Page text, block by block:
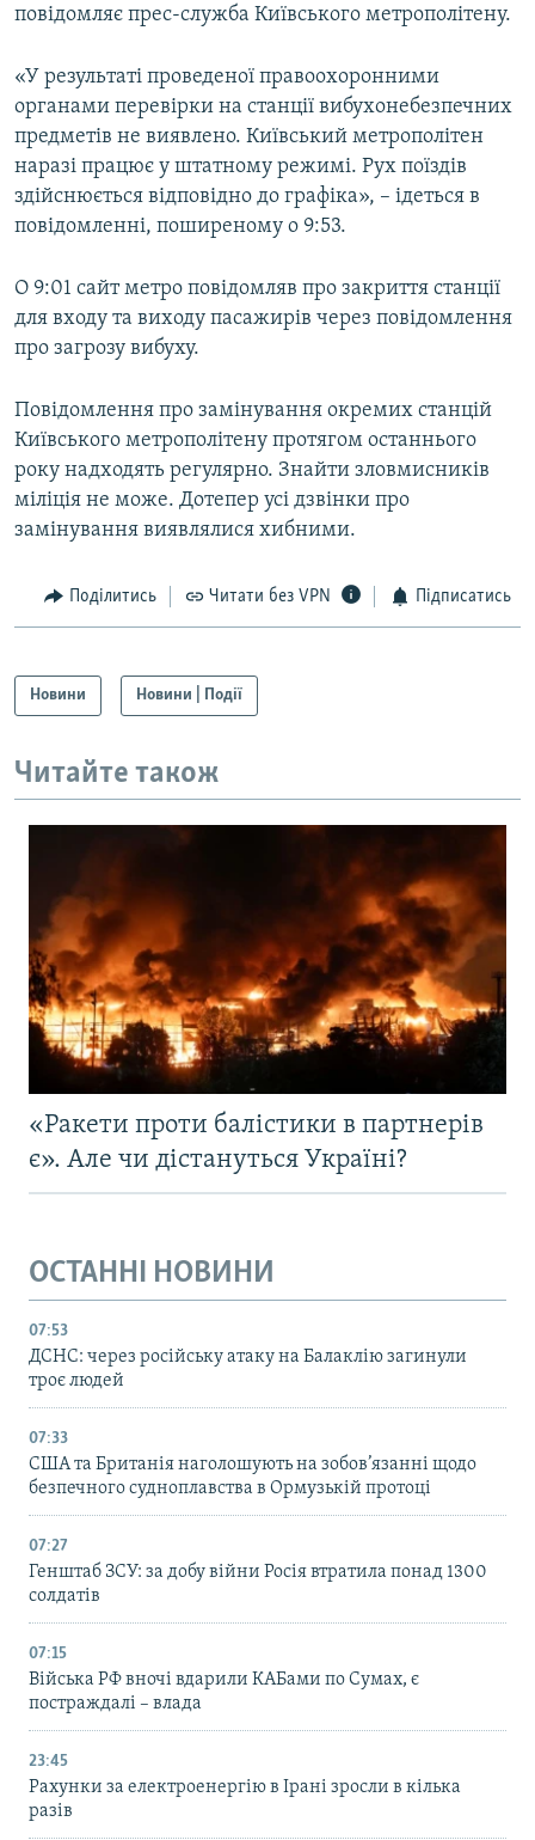
УКР
КТАТ
ДОЛУЧАЙСЯ!
Усі сайти RFE/RL
повідомляє прес-служба Київського метрополітену.
«У результаті проведеної правоохоронними
органами перевірки на станції вибухонебезпечних
предметів не виявлено. Київський метрополітен
наразі працює у штатному режимі. Рух поїздів
здійснюється відповідно до графіка», – ідеться в
повідомленні, поширеному о 9:53.
О 9:01 сайт метро повідомляв про закриття станції
для входу та виходу пасажирів через повідомлення
про загрозу вибуху.
Повідомлення про замінування окремих станцій
Київського метрополітену протягом останнього
року надходять регулярно. Знайти зловмисників
міліція не може. Дотепер усі дзвінки про
замінування виявлялися хибними.
Поділитись Читати без VPN Підписатись
Новини Новини | Події
Читайте також
«Ракети проти балістики в партнерів
є». Але чи дістануться Україні?
ОСТАННІ НОВИНИ
07:53
ДСНС: через російську атаку на Балаклію загинули
троє людей
07:33
США та Британія наголошують на зобов’язанні щодо
безпечного судноплавства в Ормузькій протоці
07:27
Генштаб ЗСУ: за добу війни Росія втратила понад 1300
солдатів
07:15
Війська РФ вночі вдарили КАБами по Сумах, є
постраждалі – влада
23:45
Рахунки за електроенергію в Ірані зросли в кілька
разів